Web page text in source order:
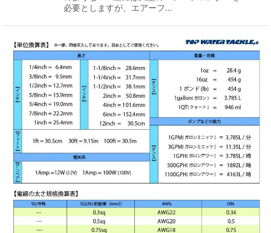
必要としますが、エアーフ…